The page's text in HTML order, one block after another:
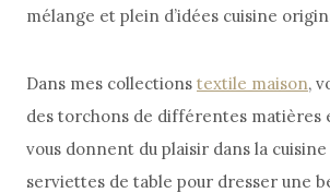
mélange et plein d’idées cuisine
Dans mes collections textile maison,
des torchons de différentes matières
vous donnent du plaisir dans la
serviettes de table pour dresser une